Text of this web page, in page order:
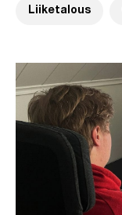
Liiketalous